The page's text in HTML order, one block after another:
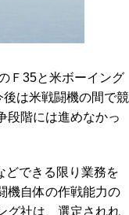
Ｆ35と米ボーイング
は米戦闘機の間で競
段階には進めなかっ
どできる限り業務を
機自体の作戦能力の
グ社は、選定されれ